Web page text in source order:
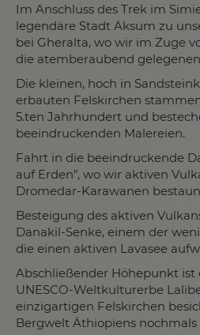
Im Anschluss des Trek im
legendäre Stadt Aksum zu
bei Gheralta, wo wir im Zuge
die atemberaubend
Die kleinen, hoch in
erbauten Felskirchen
5.ten Jahrhundert und
beeindruckenden Malereien.
Fahrt in die beeindruckende
auf Erden", wo wir aktiven
Dromedar-Karawanen
Besteigung des aktiven
Danakil-Senke, einem der
die einen aktiven Lavasee
Abschließender Höhepunkt ist
UNESCO-Weltkulturerbe
einzigartigen Felskirchen
Bergwelt Äthiopiens nochmals